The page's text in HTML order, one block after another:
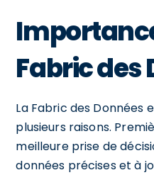
Fabric des
La Fabric des Données
plusieurs raisons.
meilleure prise de
données précises et à